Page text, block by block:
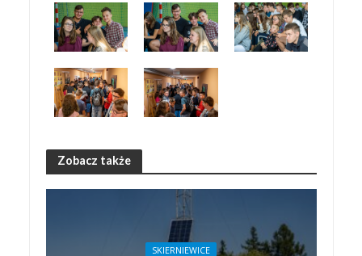
Zobacz także
SKIERNIEWICE